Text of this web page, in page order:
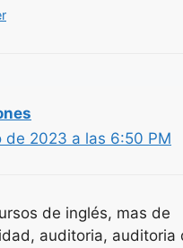
de 2023 a las 6:50 PM
de inglés, mas de
auditoria, auditoria